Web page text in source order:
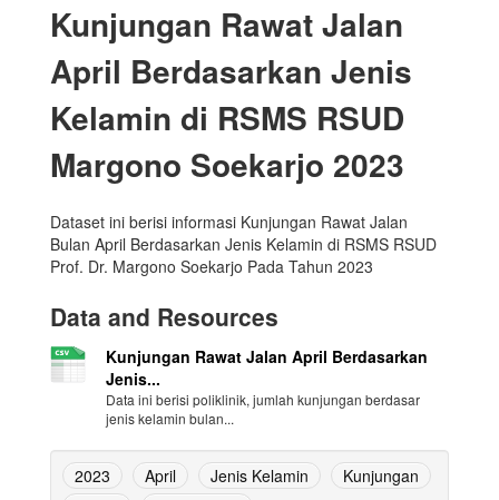
Kunjungan Rawat Jalan
April Berdasarkan Jenis
Kelamin di RSMS RSUD
Margono Soekarjo 2023
Dataset ini berisi informasi Kunjungan Rawat Jalan
Bulan April Berdasarkan Jenis Kelamin di RSMS RSUD
Prof. Dr. Margono Soekarjo Pada Tahun 2023
Data and Resources
Kunjungan Rawat Jalan April Berdasarkan
Jenis...
Data ini berisi poliklinik, jumlah kunjungan berdasar
jenis kelamin bulan...
2023 April Jenis Kelamin
Kunjungan